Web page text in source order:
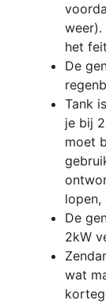
weer).
het
De
Tank
je bij
moet
lopen,
De
2kW
wat